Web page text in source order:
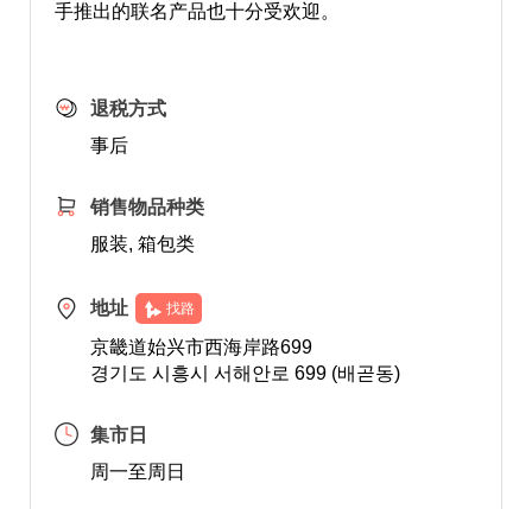
手推出的联名产品也十分受欢迎。
退税方式
事后
销售物品种类
服装, 箱包类
地址 找路
京畿道始兴市西海岸路699
경기도 시흥시 서해안로 699 (배곧동)
集市日
周一至周日